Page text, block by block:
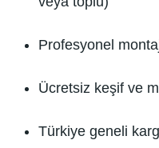
Profesyonel
Ücretsiz keşif ve
Türkiye geneli